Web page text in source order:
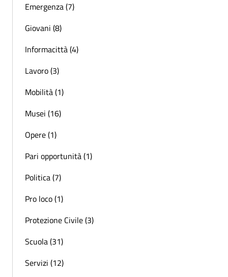
Emergenza (7)
Giovani (8)
Informacittà (4)
Lavoro (3)
Mobilità (1)
Musei (16)
Opere (1)
Pari opportunità (1)
Politica (7)
Pro loco (1)
Protezione Civile (3)
Scuola (31)
Servizi (12)